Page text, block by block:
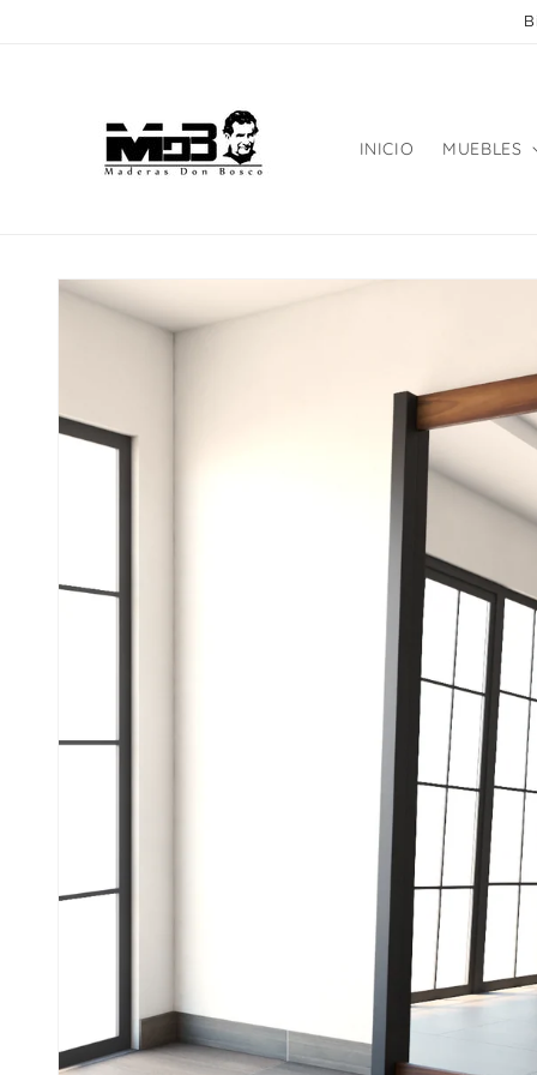
INICIO MUEBLES
directamente
información
del producto